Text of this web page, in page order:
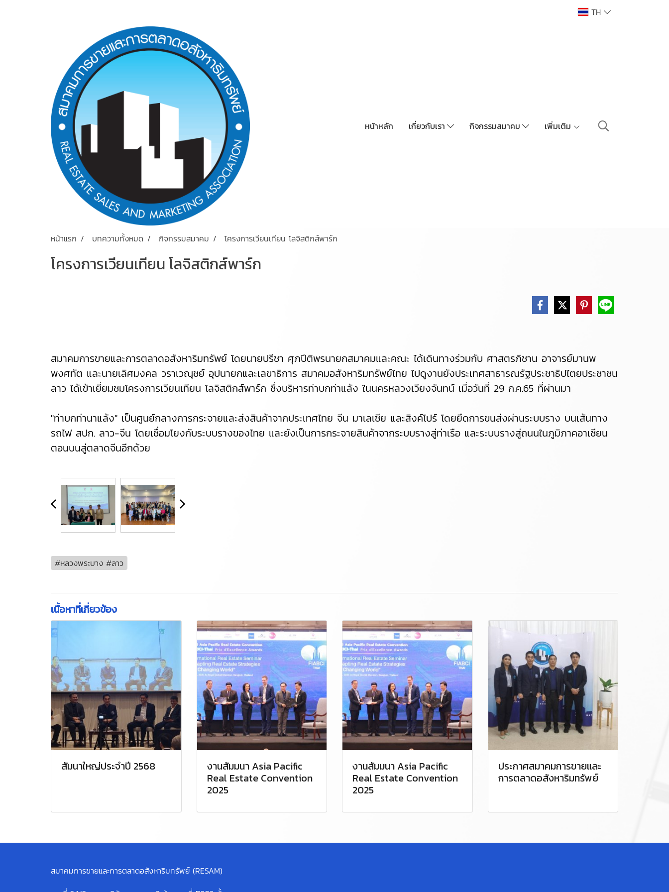
TH
หน้าหลัก เกี่ยวกับเรา กิจกรรมสมาคม เพิ่มเติม
หน้าแรก บทความทั้งหมด กิจกรรมสมาคม โครงการเวียนเทียน โลจิสติกส์พาร์ก
โครงการเวียนเทียน โลจิสติกส์พาร์ก
สมาคมการขายและการตลาดอสังหาริมทรัพย์ โดยนายปรีชา ศุภปีติพรนายกสมาคมและคณะ ได้เดินทางร่วมกับ ศาสตรภิชาน อาจารย์มานพ
พงศทัต และนายเลิศมงคล วราเวณุชย์ อุปนายกและเลขาธิการ สมาคมอสังหาริมทรัพย์ไทย ไปดูงานยังประเทศสาธารณรัฐประชาธิปไตยประชาชน
ลาว ได้เข้าเยี่ยมชมโครงการเวียนเทียน โลจิสติกส์พาร์ก ซึ่งบริหารท่าบกท่าแล้ง ในนครหลวงเวียงจันทน์ เมื่อวันที่ 29 ก.ค.65 ที่ผ่านมา
"ท่าบกท่านาแล้ง" เป็นศูนย์กลางการกระจายและส่งสินค้าจากประเทศไทย จีน มาเลเซีย และสิงค์โปร์ โดยยึดการขนส่งผ่านระบบราง บนเส้นทาง
รถไฟ สปก. ลาว-จีน โดยเชื่อมโยงกับระบบรางของไทย และยังเป็นการกระจายสินค้าจากระบบรางสู่ท่าเรือ และระบบรางสู่ถนนในภูมิภาคอาเซียน
ตอนบนสู่ตลาดจีนอีกด้วย
#หลวงพระบาง #ลาว
เนื้อหาที่เกี่ยวข้อง
สัมนาใหญ่ประจำปี 2568
งานสัมมนา Asia Pacific
Real Estate Convention
2025
งานสัมมนา Asia Pacific
Real Estate Convention
2025
ประกาศสมาคมการขายและ
การตลาดอสังหาริมทรัพย์
สมาคมการขายและการตลาดอสังหาริมทรัพย์ (RESAM)